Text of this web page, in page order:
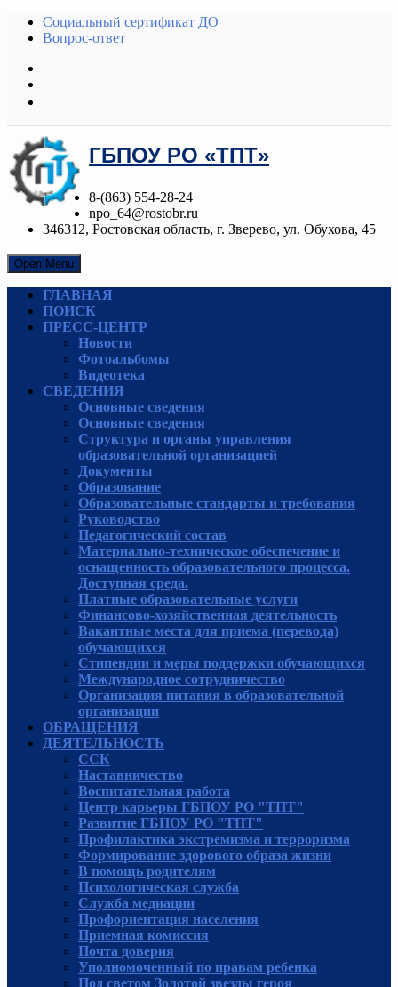
Социальный сертификат ДО
Вопрос-ответ
ГБПОУ РО «ТПТ»
8-(863) 554-28-24
npo_64@rostobr.ru
346312, Ростовская область, г. Зверево, ул. Обухова, 45
Open Menu
ГЛАВНАЯ
ПОИСК
ПРЕСС-ЦЕНТР
Новости
Фотоальбомы
Видеотека
СВЕДЕНИЯ
Основные сведения
Основные сведения
Структура и органы управления
образовательной организацией
Документы
Образование
Образовательные стандарты и требования
Руководcтво
Педагогический состав
Материально-техническое обеспечение и
оснащенность образовательного процесса.
Доступная среда.
Платные образовательные услуги
Финансово-хозяйственная деятельность
Вакантные места для приема (перевода)
обучающихся
Стипендии и меры поддержки обучающихся
Международное сотрудничество
Организация питания в образовательной
организации
ОБРАЩЕНИЯ
ДЕЯТЕЛЬНОСТЬ
ССК
Наставничество
Воспитательная работа
Центр карьеры ГБПОУ РО "ТПТ"
Развитие ГБПОУ РО "ТПТ"
Профилактика экстремизма и терроризма
Формирование здорового образа жизни
В помощь родителям
Психологическая служба
Служба медиации
Профориентация населения
Приемная комиссия
Почта доверия
Уполномоченный по правам ребенка
Под светом Золотой звезды героя